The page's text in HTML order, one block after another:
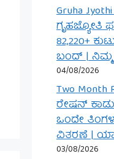
Gruha
ಗೃಹಜ್ಯೋತಿ
82,220+
ಬಂದ್ |
04/08/2026
Two Month
ರೇಷನ್
ಒಂದೇ
ವಿತರಣೆ |
03/08/2026